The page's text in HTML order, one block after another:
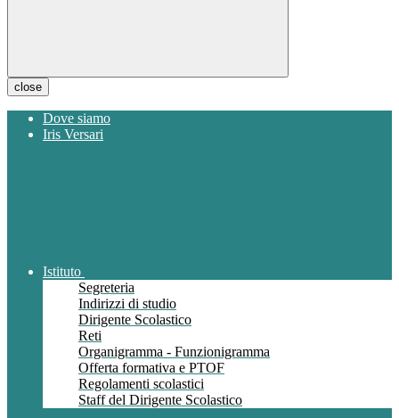
close
Dove siamo
Iris Versari
Istituto
Segreteria
Indirizzi di studio
Dirigente Scolastico
Reti
Organigramma - Funzionigramma
Offerta formativa e PTOF
Regolamenti scolastici
Staff del Dirigente Scolastico